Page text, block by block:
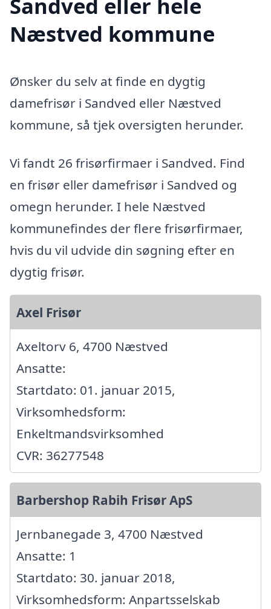
Næstved kommune
Ønsker du selv at finde en dygtig
damefrisør i Sandved eller Næstved
kommune, så tjek oversigten herunder.
Vi fandt 26 frisørfirmaer i Sandved. Find
en frisør eller damefrisør i Sandved og
omegn herunder. I hele Næstved
kommunefindes der flere frisørfirmaer,
hvis du vil udvide din søgning efter en
dygtig frisør.
Axel Frisør
Axeltorv 6, 4700 Næstved
Ansatte:
Startdato: 01. januar 2015,
Virksomhedsform:
Enkeltmandsvirksomhed
CVR: 36277548
Barbershop Rabih Frisør ApS
Jernbanegade 3, 4700 Næstved
Ansatte: 1
Startdato: 30. januar 2018,
Virksomhedsform: Anpartsselskab